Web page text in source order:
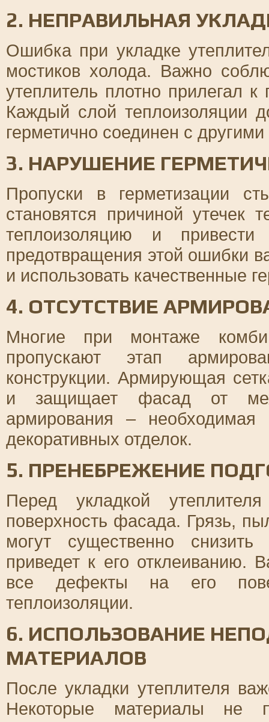
2. НЕПРАВИЛЬНАЯ
Ошибка при укладке
мостиков холода. Важно
утеплитель плотно прилегал
Каждый слой теплоизоляции
герметично соединен с
3. НАРУШЕНИЕ
Пропуски в герметизации
становятся причиной утечек
теплоизоляцию и
предотвращения этой ошибки
и использовать качественные
4. ОТСУТСТВИЕ
Многие при монтаже
пропускают этап
конструкции. Армирующая
и защищает фасад от
армирования – необходимая
декоративных отделок.
5. ПРЕНЕБРЕЖЕНИЕ
Перед укладкой
поверхность фасада. Грязь,
могут существенно
приведет к его отклеиванию.
все дефекты на его
теплоизоляции.
6. ИСПОЛЬЗОВАНИЕ
МАТЕРИАЛОВ
После укладки утеплителя
Некоторые материалы не